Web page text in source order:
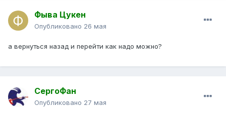
Фыва Цукен
Опубликовано 26 мая
а вернуться назад и перейти как надо можно?
СергоФан
Опубликовано 27 мая